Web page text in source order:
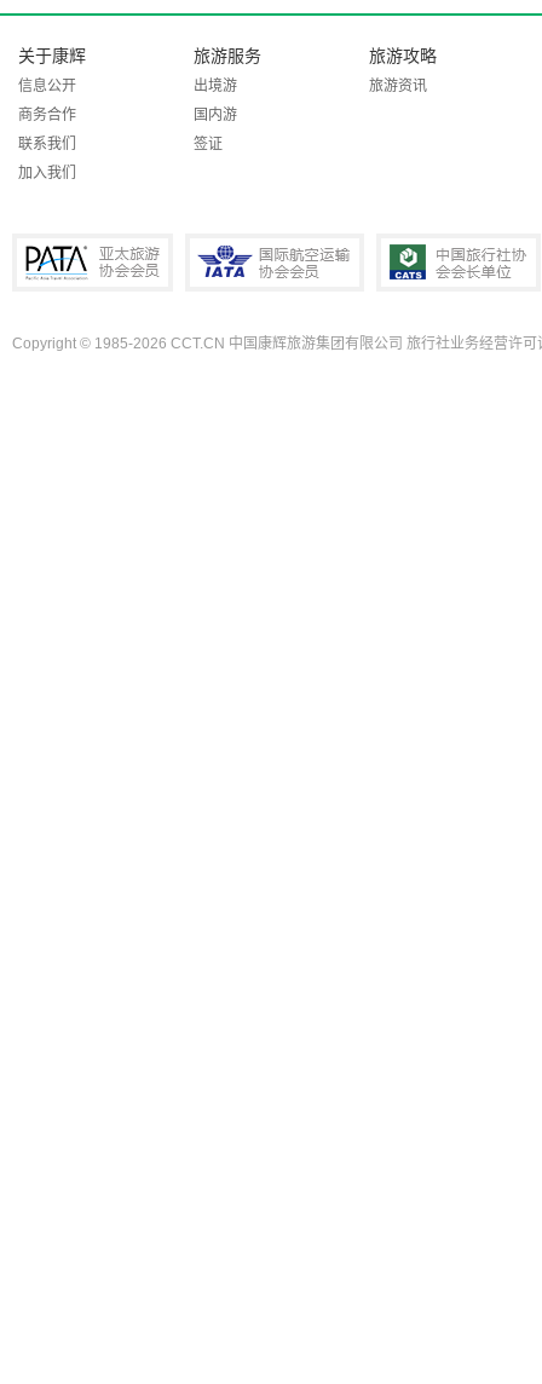
关于康辉
信息公开
商务合作
联系我们
加入我们
旅游服务
出境游
国内游
签证
旅游攻略
旅游资讯
Copyright © 1985-2026 CCT.CN 中国康辉旅游集团有限公司 旅行社业务经营许